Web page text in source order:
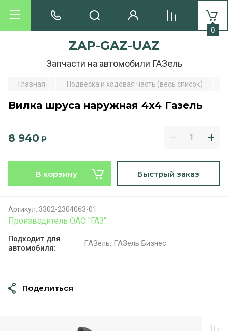
ZAP-GAZ-UAZ
Запчасти на автомобили ГАЗель
0
Главная Подвеска и ходовая часть (весь список)
Вилка шруса наружная 4х4 Газель
8 940 ₽
В корзину Быстрый заказ
Артикул: 3302-2304063-01
Производитель ОАО ''ГАЗ''
Подходит для
автомобиля:
ГАЗель, ГАЗель Бизнес
Поделиться